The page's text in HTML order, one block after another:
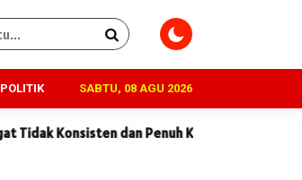
POLITIK SABTU, 08 AGU 2026
Penuh Kontradiksi Dugaan Korupsi Rp 218